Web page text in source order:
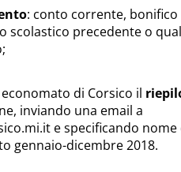
: conto corrente,
scolastico precedente o
economato di Corsico il
inviando una email a
e specificando
gennaio-dicembre 2018.